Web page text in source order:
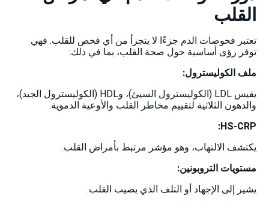
القلب
تعتبر فحوصات الدم جزءًا لا يتجزأ من أي فحص للقلب. فهي
توفر رؤى أساسية حول صحة القلب، بما في ذلك:
ملف الكوليسترول:
يقيس LDL (الكوليسترول السيئ)، وHDL (الكوليسترول الجيد)،
والدهون الثلاثية لتقييم مخاطر القلب والأوعية الدموية.
HS-CRP:
يكتشف الالتهاب، وهو مؤشر مرتبط بأمراض القلب.
مستويات التروبونين:
يشير إلى الإجهاد أو التلف الذي يصيب القلب.